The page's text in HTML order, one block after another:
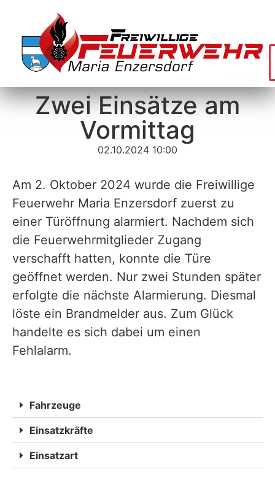
Zwei Einsätze am
Vormittag
02.10.2024 10:00
Am 2. Oktober 2024 wurde die Freiwillige
Feuerwehr Maria Enzersdorf zuerst zu
einer Türöffnung alarmiert. Nachdem sich
die Feuerwehrmitglieder Zugang
verschafft hatten, konnte die Türe
geöffnet werden. Nur zwei Stunden später
erfolgte die nächste Alarmierung. Diesmal
löste ein Brandmelder aus. Zum Glück
handelte es sich dabei um einen
Fehlalarm.
Fahrzeuge
Einsatzkräfte
Einsatzart